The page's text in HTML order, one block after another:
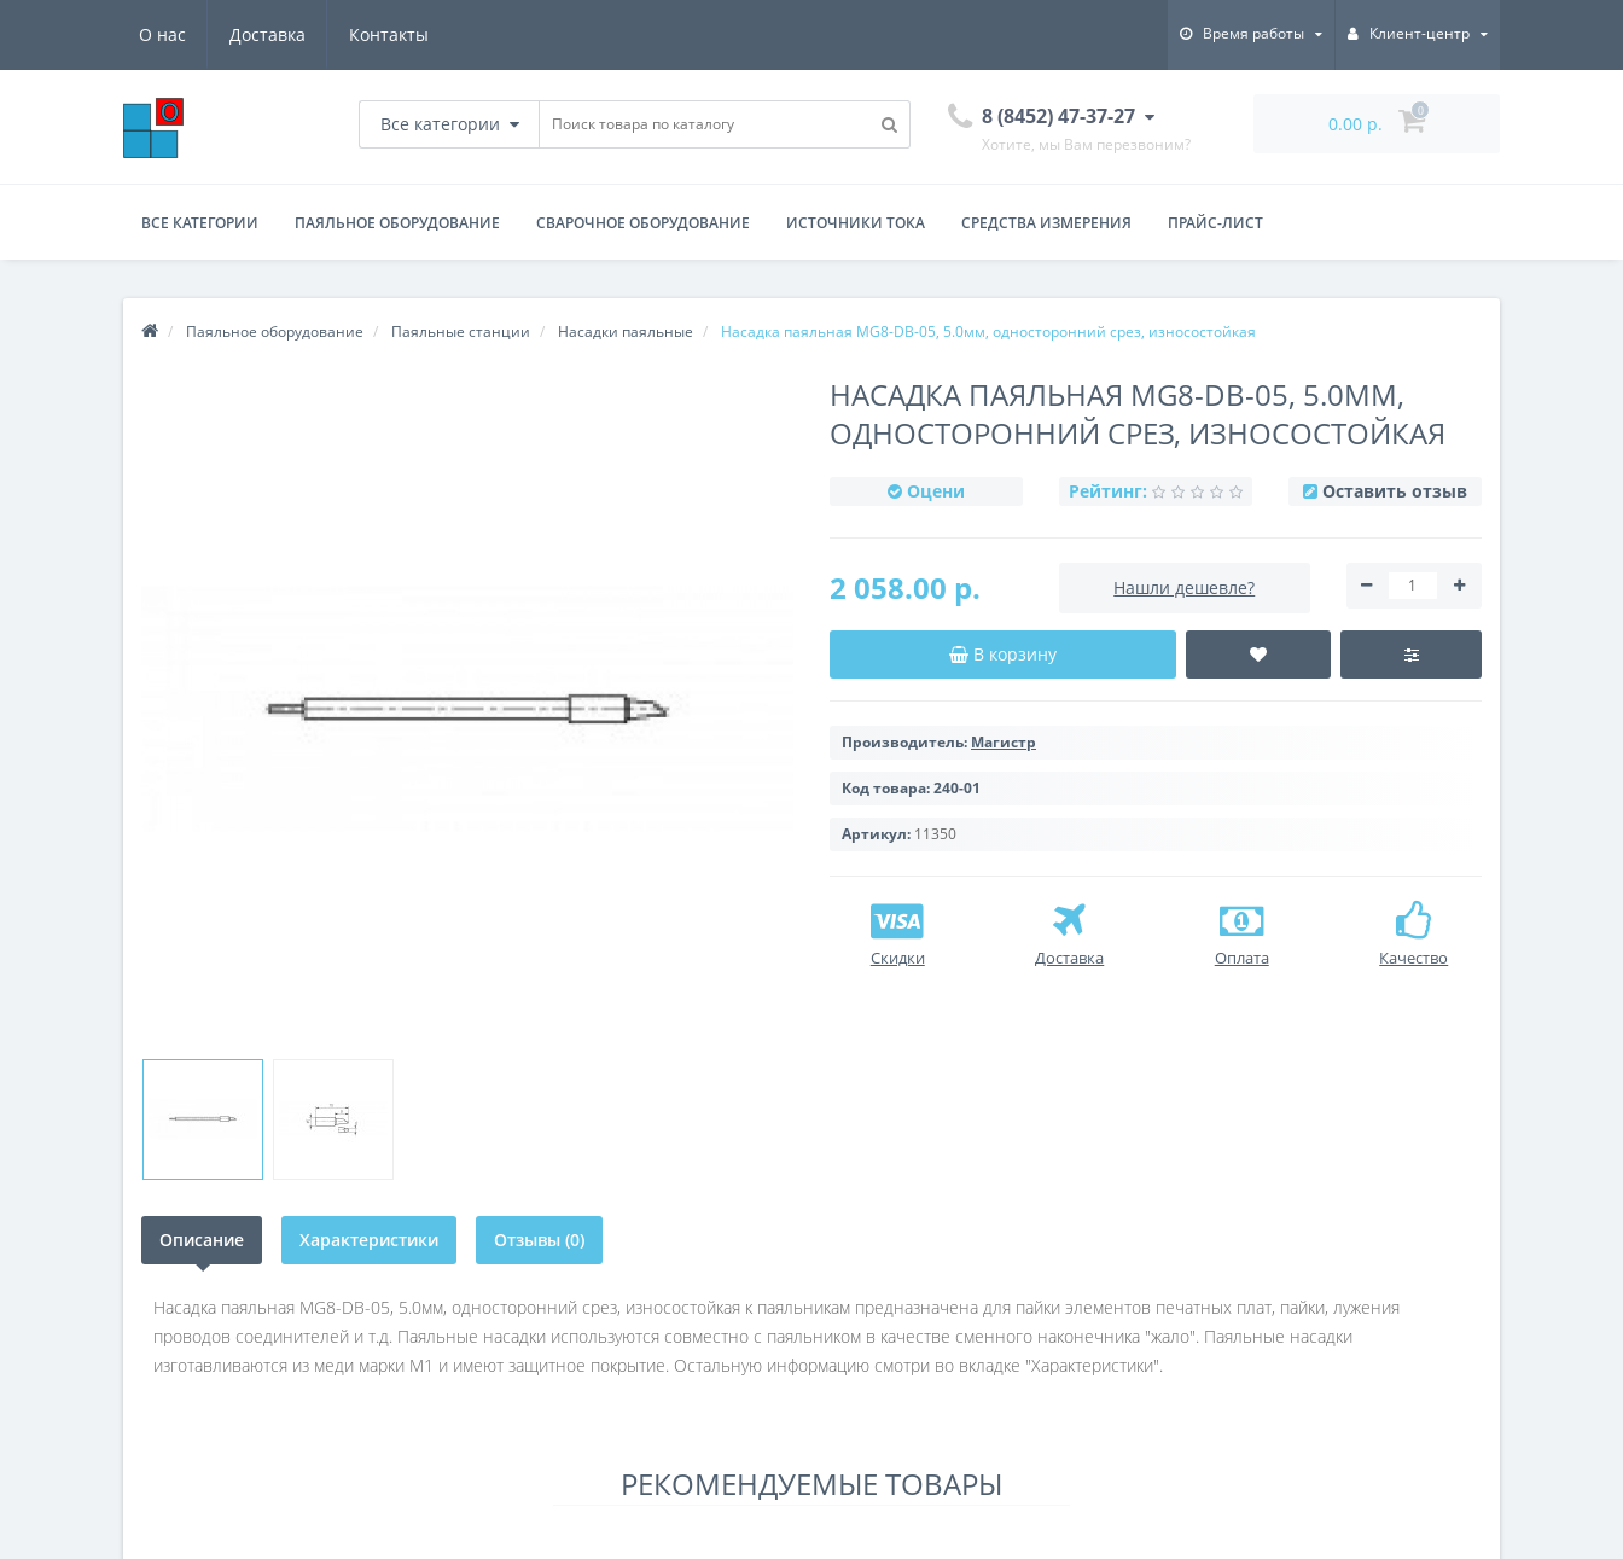
О нас Доставка Контакты Время работы Клиент-центр
Все категории 8 (8452) 47-37-27
Хотите, мы Вам перезвоним?
0.00 р.
0
ВСЕ КАТЕГОРИИ ПАЯЛЬНОЕ ОБОРУДОВАНИЕ СВАРОЧНОЕ ОБОРУДОВАНИЕ ИСТОЧНИКИ ТОКА СРЕДСТВА ИЗМЕРЕНИЯ ПРАЙС-ЛИСТ
Паяльное оборудование Паяльные станции Насадки паяльные Насадка паяльная MG8-DB-05, 5.0мм, односторонний срез, износостойкая
НАСАДКА ПАЯЛЬНАЯ MG8-DB-05, 5.0ММ,
ОДНОСТОРОННИЙ СРЕЗ, ИЗНОСОСТОЙКАЯ
Оцени Рейтинг: Оставить отзыв
2 058.00 р. Нашли дешевле?
В корзину
Производитель: Магистр
Код товара:240-01
Артикул: 11350
Скидки Доставка Оплата Качество
Описание Характеристики Отзывы (0)
Насадка паяльная MG8-DB-05, 5.0мм, односторонний срез, износостойкая к паяльникам предназначена для пайки элементов печатных плат, пайки, лужения
проводов соединителей и т.д. Паяльные насадки используются совместно с паяльником в качестве сменного наконечника "жало". Паяльные насадки
изготавливаются из меди марки М1 и имеют защитное покрытие. Остальную информацию смотри во вкладке "Характеристики".
РЕКОМЕНДУЕМЫЕ ТОВАРЫ